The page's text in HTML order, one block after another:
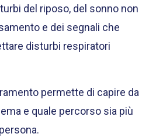
del riposo, del sonno non
e dei segnali che
disturbi respiratori
permette di capire da
e quale percorso sia più